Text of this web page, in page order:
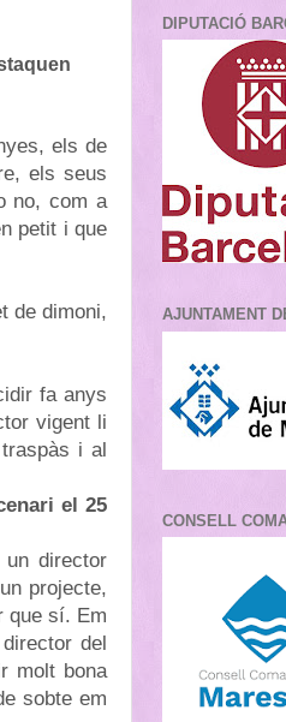
els de
els seus
no, com a
petit i que
de dimoni,
fa anys
vigent li
i al
el 25
director
projecte,
que sí. Em
del
molt bona
sobte em
DIPUTACIÓ
AJUNTAMENT
CONSELL